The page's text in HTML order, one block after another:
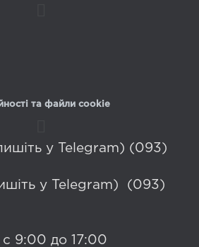
та файли cookie
у Telegram) (093)
у Telegram) (093)
с 9:00 до 17:00